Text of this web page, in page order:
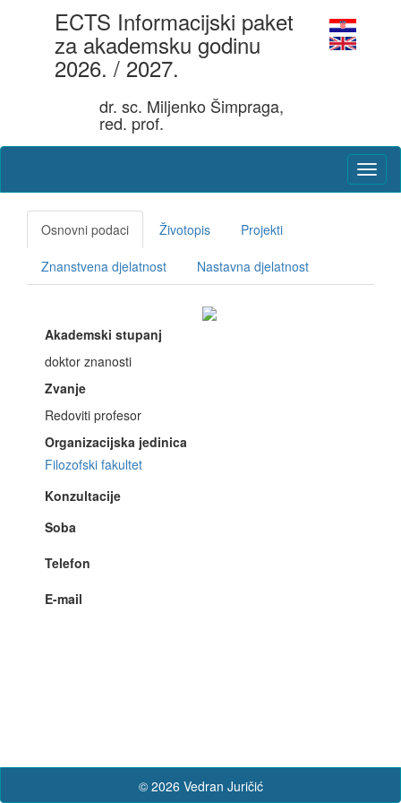
ECTS Informacijski paket
za akademsku godinu
2026. / 2027.
dr. sc. Miljenko Šimpraga,
red. prof.
Osnovni podaci Životopis Projekti
Znanstvena djelatnost Nastavna djelatnost
Akademski stupanj
doktor znanosti
Zvanje
Redoviti profesor
Organizacijska jedinica
Filozofski fakultet
Konzultacije
Soba
Telefon
E-mail
© 2026 Vedran Juričić